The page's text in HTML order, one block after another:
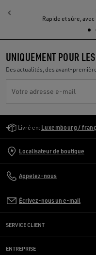
Rapide et sûre,
Précédent
UNIQUEMENT POUR
Des actualités, des avant-
Votre adresse e-mail
Livré en: Luxembourg /
Localisateur de boutique
Appelez-nous
Écrivez-nous un e-mail
SERVICE CLIENT
ENTREPRISE